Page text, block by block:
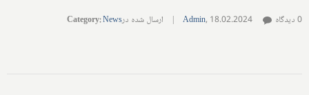
Admin, 18.02.2024
| ارسال شده در Category:News 0 دیدگاه